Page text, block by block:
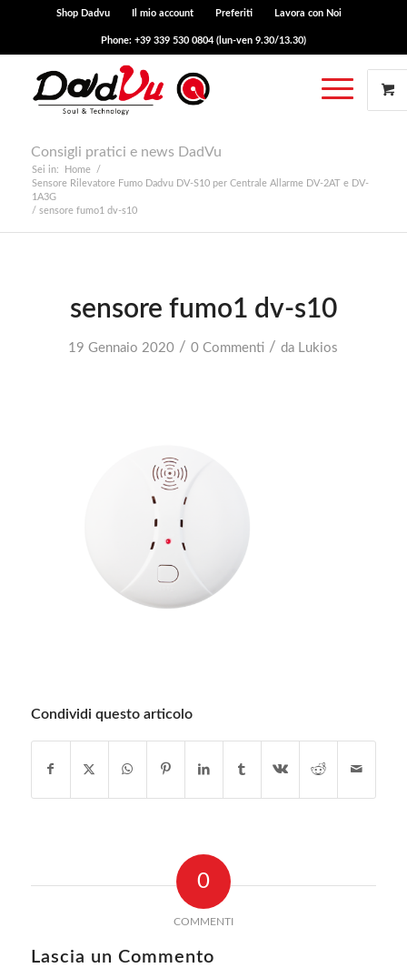
Shop Dadvu Il mio account Preferiti Lavora con Noi
Phone: +39 339 530 0804 (lun-ven 9.30/13.30)
Consigli pratici e news DadVu
Sei in: Home
/
Sensore Rilevatore Fumo Dadvu DV-S10 per Centrale Allarme DV-2AT e DV-
1A3G
/ sensore fumo1 dv-s10
sensore fumo1 dv-s10
19 Gennaio 2020 / 0 Commenti / da Lukios
Condividi questo articolo
0
COMMENTI
Lascia un Commento